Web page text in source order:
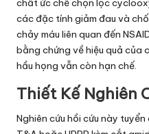
chất ức chế chọn lọc
các đặc tính giảm đau và
chảy máu liên quan đến
bằng chứng về hiệu quả của
hầu họng vẫn còn hạn chế.
Thiết Kế Nghiên
Nghiên cứu hồi cứu này